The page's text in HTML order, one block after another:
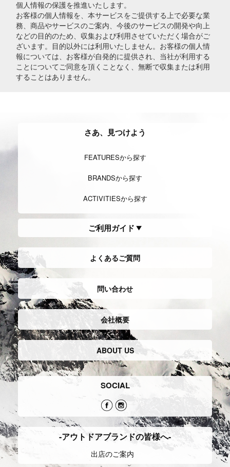
個人情報の保護を推進いたします。
お客様の個人情報を、本サービスをご提供する上で必要な業
務、商品やサービスのご案内、今後のサービスの開発や向上
などの目的のため、収集および利用させていただく場合がご
ざいます。目的以外には利用いたしません。お客様の個人情
報については、お客様が自発的に提供され、当社が利用する
ことについてご同意を頂くことなく、無断で収集または利用
することはありません。
さあ、見つけよう
FEATURESから探す
BRANDSから探す
ACTIVITIESから探す
ご利用ガイド
よくあるご質問
問い合わせ
会社概要
ABOUT US
SOCIAL
-アウトドアブランドの皆様へ-
出店のご案内